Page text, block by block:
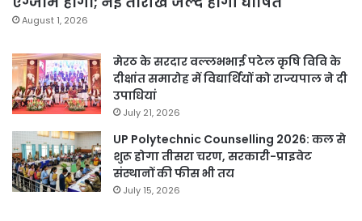
August 1, 2026
मेरठ के सरदार वल्लभभाई पटेल कृषि विवि के
दीक्षांत समारोह में विद्यार्थियों को राज्यपाल ने दी
उपाधियां
July 21, 2026
UP Polytechnic Counselling 2026: कल से
शुरू होगा तीसरा चरण, सरकारी-प्राइवेट
संस्थानों की फीस भी तय
July 15, 2026